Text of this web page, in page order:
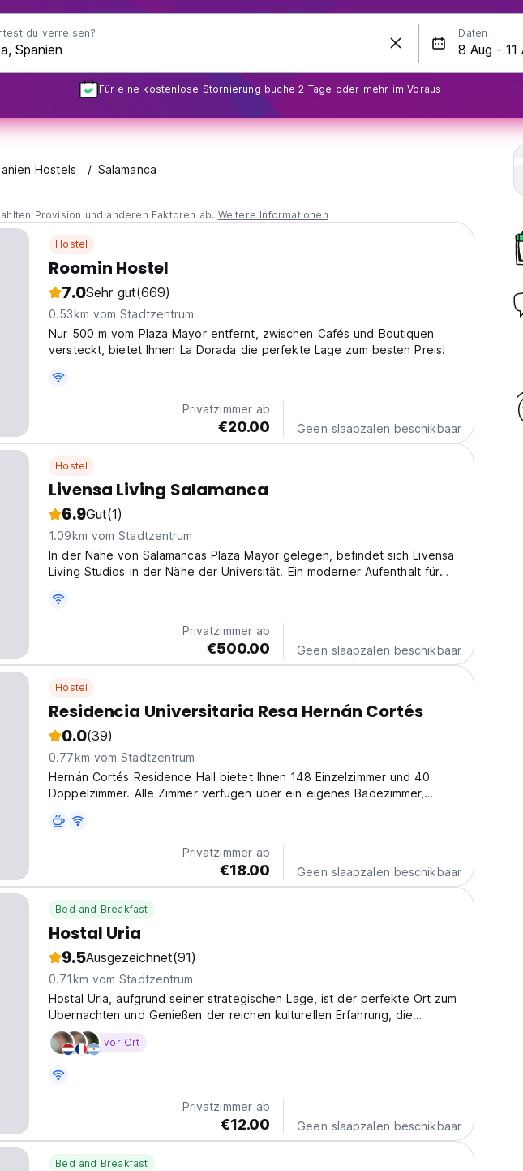
du verreisen? Daten
Für eine kostenlose Stornierung buche 2 Tage oder mehr im Voraus
Hostels Salamanca
Provision und anderen Faktoren ab. Weitere Informationen
Hostel
Roomin Hostel
7.0Sehr gut(669)
0.53km vom Stadtzentrum
Nur 500 m vom Plaza Mayor entfernt, zwischen Cafés und Boutiquen
versteckt, bietet Ihnen La Dorada die perfekte Lage zum besten Preis!
Privatzimmer ab
€20.00 Geen slaapzalen beschikbaar
Hostel
Livensa Living Salamanca
6.9Gut(1)
1.09km vom Stadtzentrum
In der Nähe von Salamancas Plaza Mayor gelegen, befindet sich Livensa
Living Studios in der Nähe der Universität. Ein moderner Aufenthalt für
original language)
Privatzimmer ab
€500.00 Geen slaapzalen beschikbaar
Hostel
Residencia Universitaria Resa Hernán Cortés
0.0(39)
0.77km vom Stadtzentrum
Hernán Cortés Residence Hall bietet Ihnen 148 Einzelzimmer und 40
Doppelzimmer. Alle Zimmer verfügen über ein eigenes Badezimmer,
Internetzugang, Fernsehantenne und Satellitenempfänger.
Privatzimmer ab
€18.00 Geen slaapzalen beschikbaar
Bed and Breakfast
Hostal Uria
9.5Ausgezeichnet(91)
0.71km vom Stadtzentrum
Hostal Uria, aufgrund seiner strategischen Lage, ist der perfekte Ort zum
Übernachten und Genießen der reichen kulturellen Erfahrung, die
Salamanca zu bieten hat.
vor Ort
Privatzimmer ab
€12.00 Geen slaapzalen beschikbaar
Bed and Breakfast